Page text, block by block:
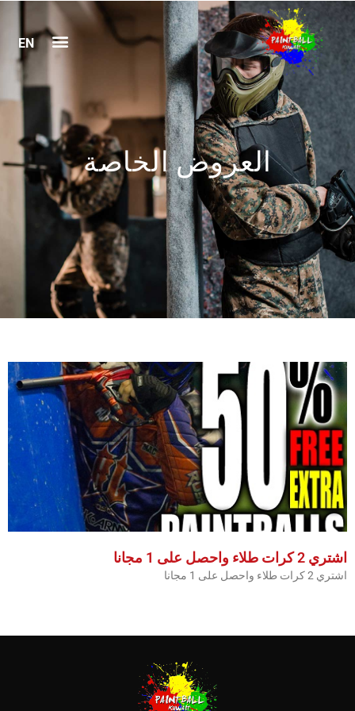
EN
العروض الخاصة
اشتري 2 كرات طلاء واحصل على 1 مجانا
اشتري 2 كرات طلاء واحصل على 1 مجانا